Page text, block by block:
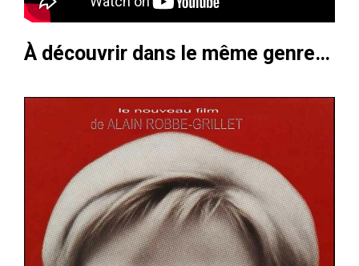
À découvrir dans le même genre…